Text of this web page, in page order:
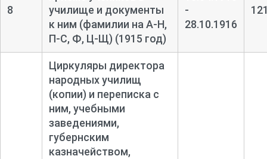
8
училище и документы
к ним (фамилии на А-Н,
П-С, Ф, Ц-Щ) (1915 год)
-
28.10.1916
Циркуляры директора
народных училищ
(копии) и переписка с
ним, учебными
заведениями,
губернским
казначейством,